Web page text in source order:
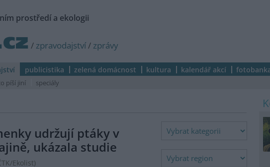
prostředí a ekologii
/ zpravodajství/ zprávy
publicistika zelená domácnost kultura kalendář akcí
píší jiní speciály
udržují ptáky v
ukázala studie
Ekolist)